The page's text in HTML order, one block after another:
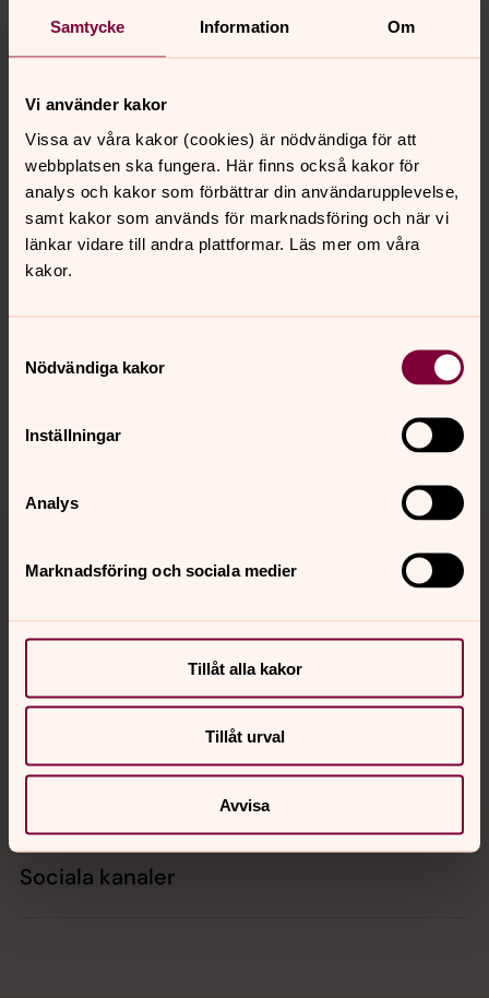
Samtycke Information Om
Vi använder kakor
Vissa av våra kakor (cookies) är nödvändiga för att
webbplatsen ska fungera. Här finns också kakor för
analys och kakor som förbättrar din användarupplevelse,
samt kakor som används för marknadsföring och när vi
länkar vidare till andra plattformar. Läs mer om våra
kakor.
Nödvändiga kakor
Inställningar
Analys
Marknadsföring och sociala medier
Tillåt alla kakor
Tillåt urval
Avvisa
Kyrkofullmäktige beslutade, 2022-09-26, ¨att fullfölja
upprättat förslag till ny kyrkogård med tillhörande
ekonomibyggnad vid Svarttorps kyrka¨.
Läs gärna mer i Kyrknytt nr 1, 2026 som hamnar i
brevlådan hos församlingsbor nu i februari.
innehåll?
Dela
Tillbaka till toppen
Tillbaka till innehållet
Kontakt
Kalender
Sociala kanaler